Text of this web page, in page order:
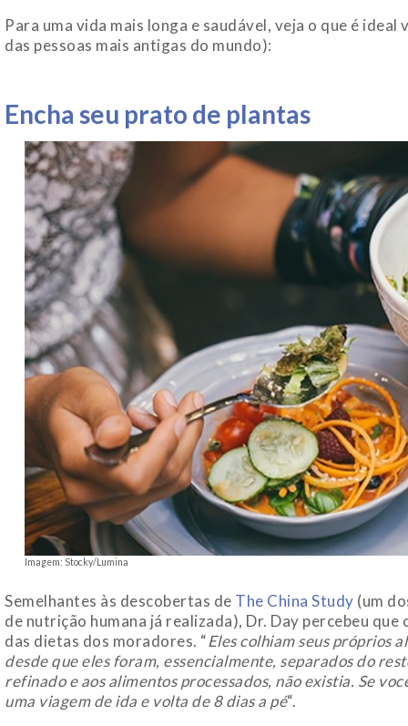
Para uma vida mais longa e saudável, veja o que é
das pessoas mais antigas do mundo):
Encha seu prato de plantas
Imagem: Stocky/Lumina
Semelhantes às descobertas de The China Study (um
de nutrição humana já realizada), Dr. Day percebeu
das dietas dos moradores. “Eles colhiam seus próprios
desde que eles foram, essencialmente, separados do
refinado e aos alimentos processados, não existia. Se
uma viagem de ida e volta de 8 dias a pé“.